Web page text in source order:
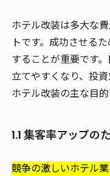
ホテル改装は多大な
トです。成功させる
することが重要です
立てやすくなり、投
ホテル改装の主な目的
1.1 集客率アップの
競争の激しいホテル